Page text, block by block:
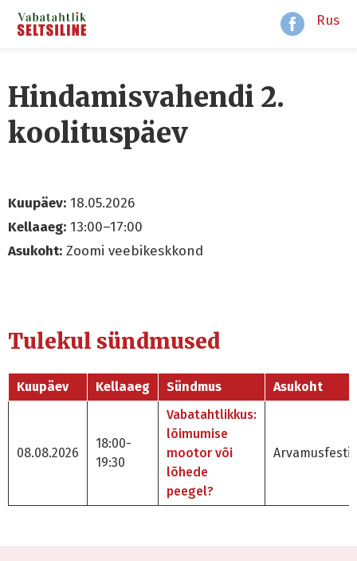
Rus
Hindamisvahendi 2.
koolituspäev
Kuupäev: 18.05.2026
Kellaaeg: 13:00–17:00
Asukoht: Zoomi veebikeskkond
Tulekul sündmused
Kuupäev Kellaaeg Sündmus Asukoht
08.08.2026
18:00-
19:30
Vabatahtlikkus:
lõimumise
mootor või
lõhede
peegel?